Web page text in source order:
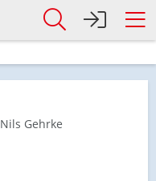
Nils Gehrke